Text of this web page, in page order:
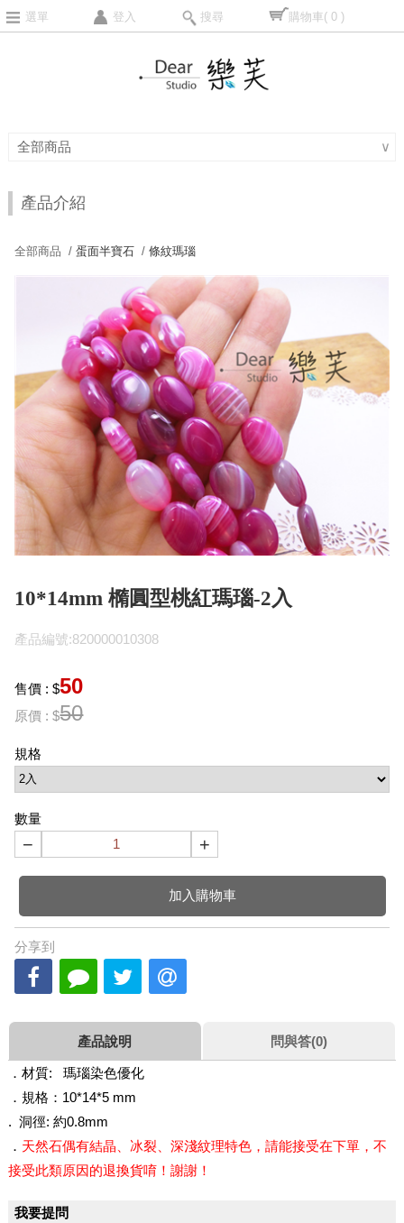
選單 登入 搜尋 購物車( 0 )
全部商品 ∨
產品介紹
全部商品 /蛋面半寶石 /條紋瑪瑙
10*14mm 橢圓型桃紅瑪瑙-2入
產品編號:820000010308
售價 : $50
原價 : $50
規格
數量
− +
加入購物車
分享到
產品說明 問與答(0)
．材質: 瑪瑙染色優化
．規格：10*14*5 mm
. 洞徑: 約0.8mm
． 天然石偶有結晶、冰裂、深淺紋理特色，請能接受在下單，不
接受此類原因的退換貨唷！謝謝！
我要提問